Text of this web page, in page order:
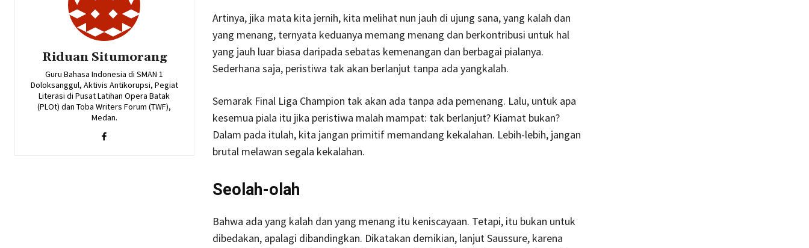
Riduan Situmorang
Guru Bahasa Indonesia di SMAN 1
Doloksanggul, Aktivis Antikorupsi, Pegiat
Literasi di Pusat Latihan Opera Batak
(PLOt) dan Toba Writers Forum (TWF),
Medan.
Artinya, jika mata kita jernih, kita melihat nun jauh di ujung sana, yang kalah dan
yang menang, ternyata keduanya memang menang dan berkontribusi untuk hal
yang jauh luar biasa daripada sebatas kemenangan dan berbagai pialanya.
Sederhana saja, peristiwa tak akan berlanjut tanpa ada yangkalah.
Semarak Final Liga Champion tak akan ada tanpa ada pemenang. Lalu, untuk apa
kesemua piala itu jika peristiwa malah mampat: tak berlanjut? Kiamat bukan?
Dalam pada itulah, kita jangan primitif memandang kekalahan. Lebih-lebih, jangan
brutal melawan segala kekalahan.
Seolah-olah
Bahwa ada yang kalah dan yang menang itu keniscayaan. Tetapi, itu bukan untuk
dibedakan, apalagi dibandingkan. Dikatakan demikian, lanjut Saussure, karena